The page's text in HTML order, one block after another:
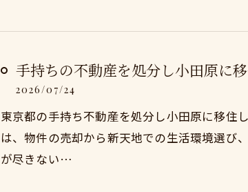
手持ちの不動産を処分し小田原に
2026/07/24
東京都の手持ち不動産を処分し小田原に移住
は、物件の売却から新天地での生活環境選び
が尽きない…